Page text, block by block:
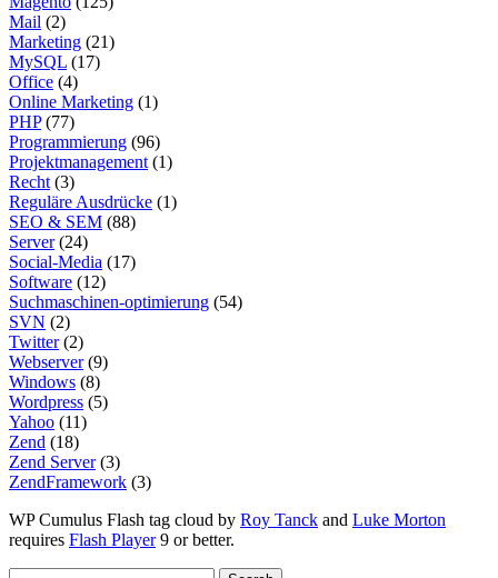
Mail (2)
Marketing (21)
MySQL (17)
Office (4)
Online Marketing (1)
PHP(77)
Programmierung (96)
Projektmanagement(1)
Recht(3)
Reguläre Ausdrücke (1)
SEO & SEM (88)
Server(24)
Social-Media (17)
Software (12)
Suchmaschinen-optimierung (54)
SVN (2)
Twitter(2)
Webserver(9)
Windows (8)
Wordpress (5)
Yahoo (11)
Zend (18)
Zend Server(3)
ZendFramework (3)
WP Cumulus Flash tag cloud by Roy Tanck and Luke Morton
requires Flash Player9 or better.